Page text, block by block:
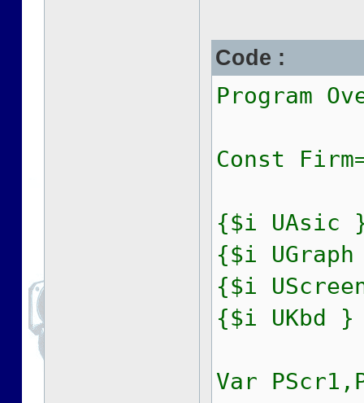
Code :
Program
Const
{$i UAsic
{$i
{$i
{$i UKbd }
Var